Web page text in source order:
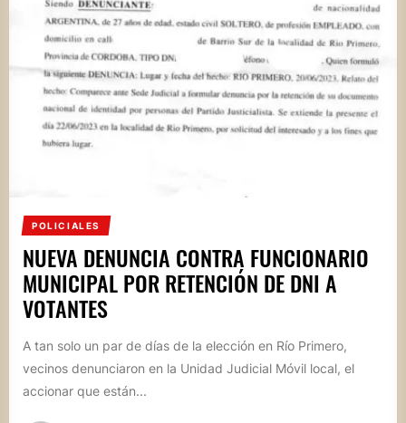
POLICIALES
NUEVA DENUNCIA CONTRA FUNCIONARIO
MUNICIPAL POR RETENCIÓN DE DNI A
VOTANTES
A tan solo un par de días de la elección en Río Primero,
vecinos denunciaron en la Unidad Judicial Móvil local, el
accionar que están...